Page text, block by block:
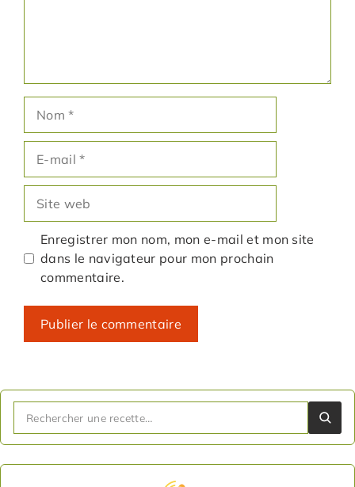
mail
web
Enregistrer mon nom, mon e-mail et mon site
dans le navigateur pour mon prochain
commentaire.